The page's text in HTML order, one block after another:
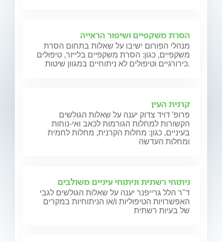
הסרת משקפיים ושיפור הראייה
מנהלי הפורום ישיבו על שאלות בתחום הסרת
משקפיים, כגון: הסרת משקפיים בלייזר, טיפולים
כירורגיים וטיפולים לא ניתוחיים במגוון שיטות.
קרנית העין
פרופ' דויד צדוק יענה על שאלות הגולשים
הקשורות למחלות הגורמות לכאב ואי-נוחות
בעיניים, כגון: מחלות הקרנית, מחלות לחמית
ומחלות העדשה
ניתוחי רשתית וניתוחי עיניים משולבים
ד"ר הלל גרייפנר יענה על שאלות הגולשים לגבי
האפשרויות הטיפוליות ו/או הניתוחיות במקרים
של בעיות רשתית